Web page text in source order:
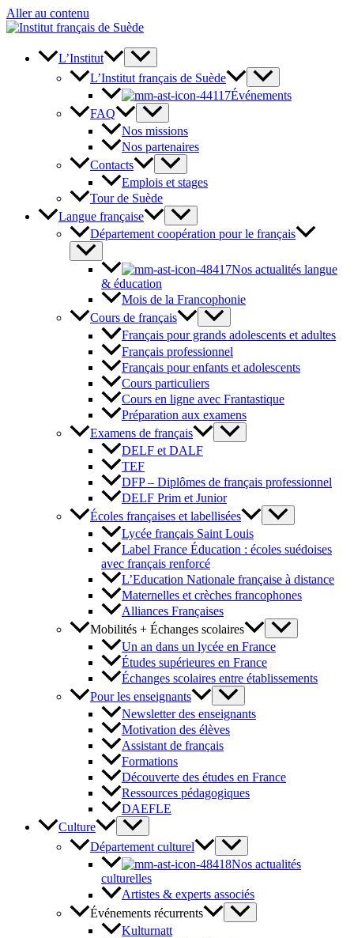
Aller au contenu
L’Institut
L’Institut français de Suède
Événements
FAQ
Nos missions
Nos partenaires
Contacts
Emplois et stages
Tour de Suède
Langue française
Département coopération pour le français
Nos actualités langue
& éducation
Mois de la Francophonie
Cours de français
Français pour grands adolescents et adultes
Français professionnel
Français pour enfants et adolescents
Cours particuliers
Cours en ligne avec Frantastique
Préparation aux examens
Examens de français
DELF et DALF
TEF
DFP – Diplômes de français professionnel
DELF Prim et Junior
Écoles françaises et labellisées
Lycée français Saint Louis
Label France Éducation : écoles suédoises
avec français renforcé
L’Education Nationale française à distance
Maternelles et crèches francophones
Alliances Françaises
Mobilités + Échanges scolaires
Un an dans un lycée en France
Études supérieures en France
Échanges scolaires entre établissements
Pour les enseignants
Newsletter des enseignants
Motivation des élèves
Assistant de français
Formations
Découverte des études en France
Ressources pédagogiques
DAEFLE
Culture
Département culturel
Nos actualités
culturelles
Artistes & experts associés
Événements récurrents
Kulturnatt